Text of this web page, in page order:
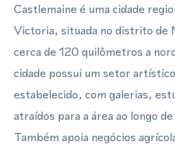
Castlemaine é uma cidade
Victoria, situada no distrito de
cerca de 120 quilômetros a
cidade possui um setor
estabelecido, com galerias,
atraídos para a área ao longo
Também apoia negócios